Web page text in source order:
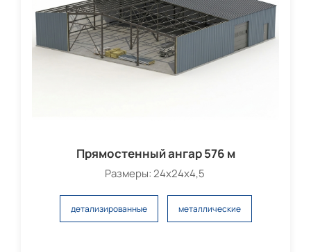
Прямостенный ангар 576 м
Размеры: 24х24х4,5
детализированные металлические